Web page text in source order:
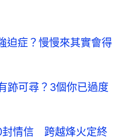
迫症？慢慢來其實會得
跡可尋？3個你已過度
封情信 跨越烽火定終